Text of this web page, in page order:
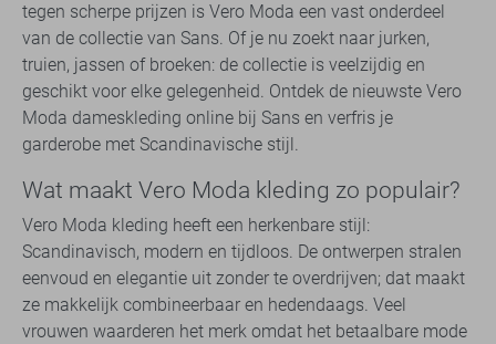
tegen scherpe prijzen is Vero Moda een vast onderdeel
van de collectie van Sans. Of je nu zoekt naar jurken,
truien, jassen of broeken: de collectie is veelzijdig en
geschikt voor elke gelegenheid. Ontdek de nieuwste Vero
Moda dameskleding online bij Sans en verfris je
garderobe met Scandinavische stijl.
Wat maakt Vero Moda kleding zo populair?
Vero Moda kleding heeft een herkenbare stijl:
Scandinavisch, modern en tijdloos. De ontwerpen stralen
eenvoud en elegantie uit zonder te overdrijven; dat maakt
ze makkelijk combineerbaar en hedendaags. Veel
vrouwen waarderen het merk omdat het betaalbare mode